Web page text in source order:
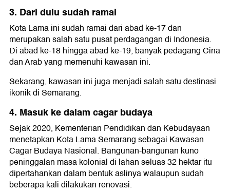
3. Dari dulu sudah ramai
Kota Lama ini sudah ramai dari abad ke-17 dan
merupakan salah satu pusat perdagangan di Indonesia.
Di abad ke-18 hingga abad ke-19, banyak pedagang Cina
dan Arab yang memenuhi kawasan ini.
Sekarang, kawasan ini juga menjadi salah satu destinasi
ikonik di Semarang.
4. Masuk ke dalam cagar budaya
Sejak 2020, Kementerian Pendidikan dan Kebudayaan
menetapkan Kota Lama Semarang sebagai Kawasan
Cagar Budaya Nasional. Bangunan-bangunan kuno
peninggalan masa kolonial di lahan seluas 32 hektar itu
dipertahankan dalam bentuk aslinya walaupun sudah
beberapa kali dilakukan renovasi.